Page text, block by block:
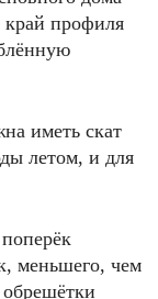
край профиля
иметь скат
летом, и для
меньшего, чем